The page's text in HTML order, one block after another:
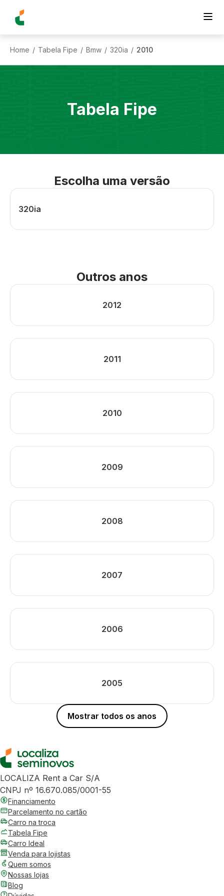
Home / Tabela Fipe / Bmw / 320ia / 2010
Tabela Fipe
Escolha uma versão
320ia
Outros anos
2012
2011
2010
2009
2008
2007
2006
2005
Mostrar todos os anos
LOCALIZA Rent a Car S/A
CNPJ nº 16.670.085/0001-55
Financiamento
Parcelamento no cartão
Carro na troca
Tabela Fipe
Carro Ideal
Venda para lojistas
Quem somos
Nossas lojas
Blog